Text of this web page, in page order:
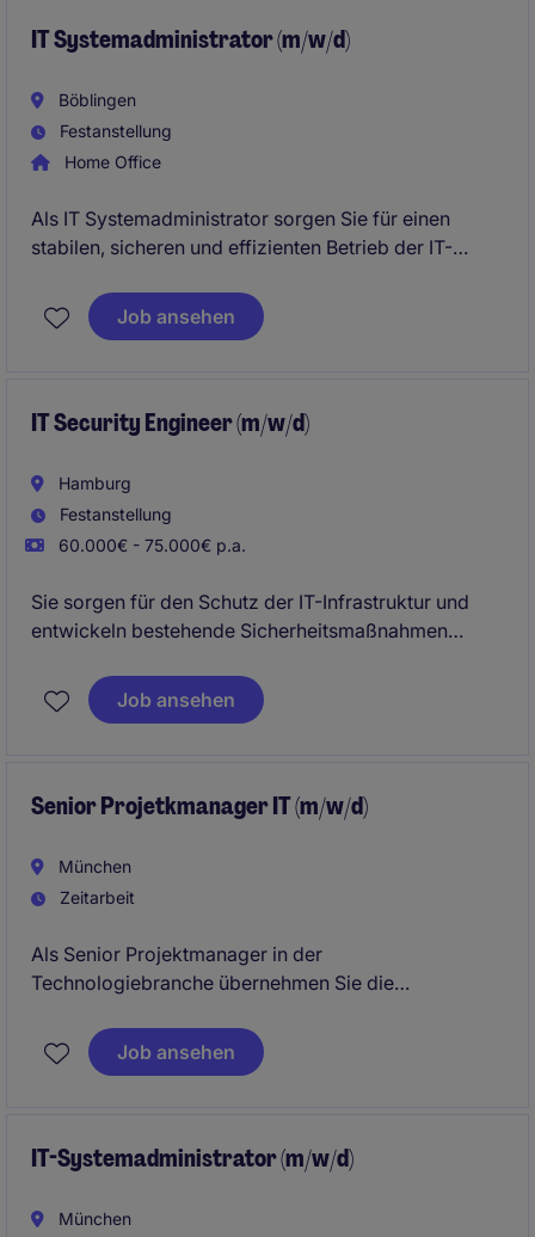
IT Systemadministrator (m/w/d)
Böblingen
Festanstellung
Home Office
Als IT Systemadministrator sorgen Sie für einen
stabilen, sicheren und effizienten Betrieb der IT-
weiter, setzen neue Technologien um und
unterstützen Anwender bei technischen
Job ansehen
IT Security Engineer (m/w/d)
Hamburg
Festanstellung
60.000€ - 75.000€ p.a.
Sie sorgen für den Schutz der IT-Infrastruktur und
entwickeln bestehende Sicherheitsmaßnahmen
Teams stärken Sie die Cybersecurity des
Unternehmens nachhaltig.
Job ansehen
Senior Projetkmanager IT (m/w/d)
München
Zeitarbeit
Als Senior Projektmanager in der
Technologiebranche übernehmen Sie die
Projekten. Dabei stellen Sie sicher, dass alle
Projektziele termingerecht, im Budgetrahmen und in
Job ansehen
IT-Systemadministrator (m/w/d)
München